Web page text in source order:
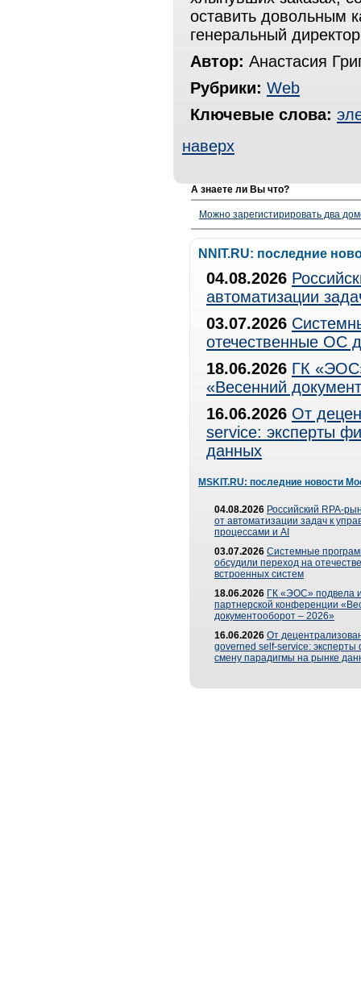
оставить довольным
генеральный
Автор: Анастасия
Рубрики: Web
Ключевые слова:
наверх
А знаете ли Вы что?
Можно зарегистирировать два
NNIT.RU: последние
04.08.2026
автоматизации
03.07.2026
отечественные ОС
18.06.2026 ГК
«Весенний
16.06.2026 От
service: эксперты
данных
MSKIT.RU: последние новости
04.08.2026 Российский RPA-
от автоматизации задач к
процессами и AI
03.07.2026 Системные
обсудили переход на
встроенных систем
18.06.2026 ГК «ЭОС» подвела
партнерской конференции
документооборот – 2026»
16.06.2026 От
governed self-service: эксперты
смену парадигмы на рынке